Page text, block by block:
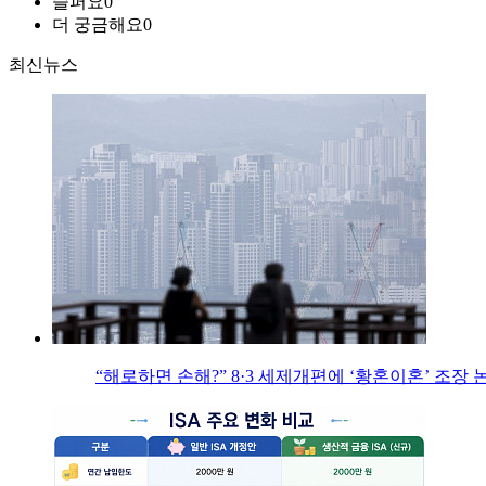
더 궁금해요0
최신뉴스
“해로하면 손해?” 8·3 세제개편에 ‘황혼이혼’ 조장